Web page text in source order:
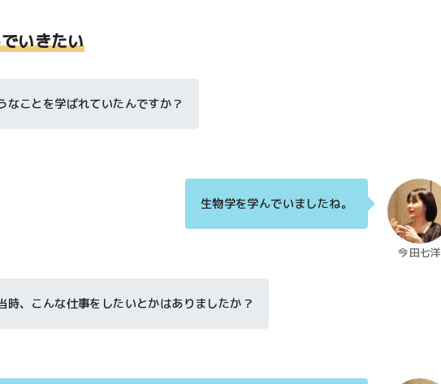
いきたい
なことを学ばれていたんですか？
今田七洋
生物学を学んでいましたね。
時、こんな仕事をしたいとかはありましたか？